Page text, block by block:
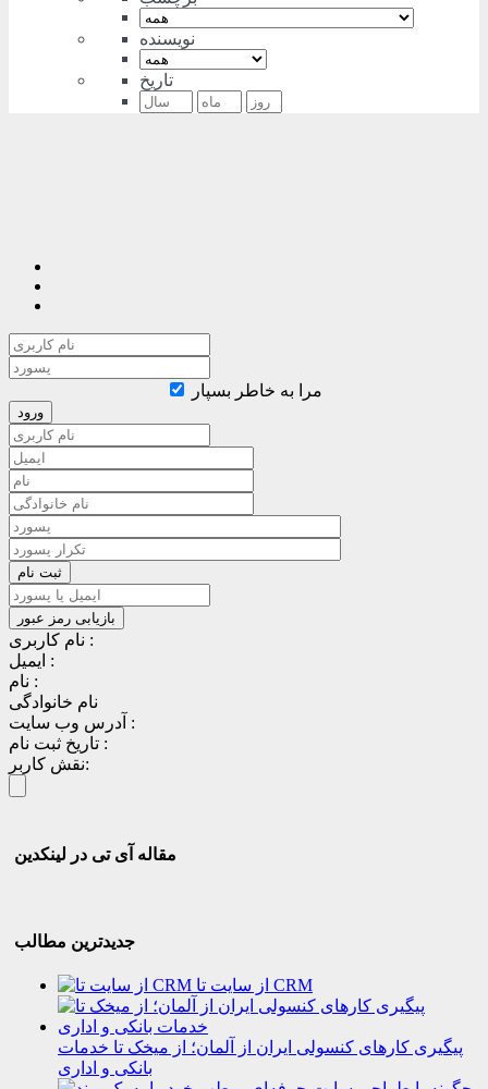
نویسنده
تاریخ
مرا به خاطر بسپار
نام کاربری :
ایمیل :
نام :
نام خانوادگی
آدرس وب سایت :
تاریخ ثبت نام :
نقش کاربر:
مقاله آی تی در لینکدین
جدیدترین مطالب
از سایت تا CRM
پیگیری کارهای کنسولی ایران از آلمان؛ از میخک تا خدمات
بانکی و اداری